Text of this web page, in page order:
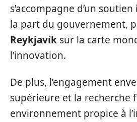
s’accompagne d’un
la part du gouvernement,
Reykjavík sur la carte
l’innovation.
De plus, l’engagement
supérieure et la recherche
environnement propice à